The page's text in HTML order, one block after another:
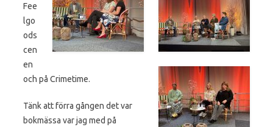
Fee
lgo
ods
cen
en
och på Crimetime.
Tänk att förra gången det var
bokmässa var jag med på